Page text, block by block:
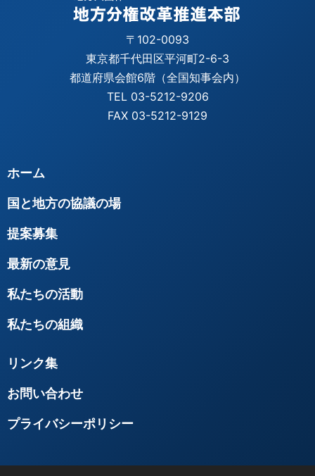
〒102-0093
東京都千代田区平河町2-6-3
都道府県会館6階（全国知事会内）
TEL 03-5212-9206
FAX 03-5212-9129
ホーム
国と地方の協議の場
提案募集
最新の意見
私たちの活動
私たちの組織
リンク集
お問い合わせ
プライバシーポリシー